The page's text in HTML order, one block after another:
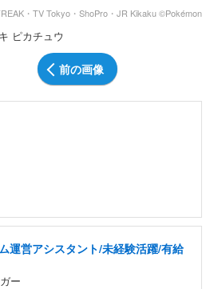
・TV Tokyo・ShoPro・JR Kikaku ©Pokémon
ピカチュウ
前の画像
運営アシスタント/未経験活躍/有給
ー